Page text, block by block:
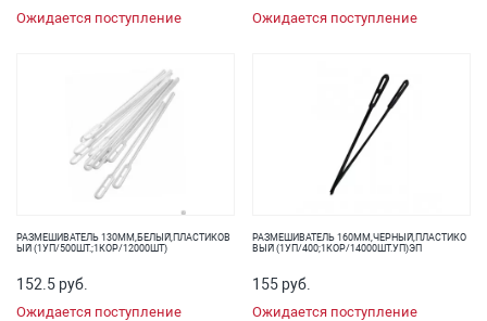
Ожидается поступление Ожидается поступление
РАЗМЕШИВАТЕЛЬ 130ММ,БЕЛЫЙ,ПЛАСТИКОВ
ЫЙ (1УП/500ШТ.;1КОР/12000ШТ)
152.5 руб.
Ожидается поступление
РАЗМЕШИВАТЕЛЬ 160ММ,ЧЕРНЫЙ,ПЛАСТИКО
ВЫЙ (1УП/400;1КОР/14000ШТ.УП)ЭП
155 руб.
Ожидается поступление